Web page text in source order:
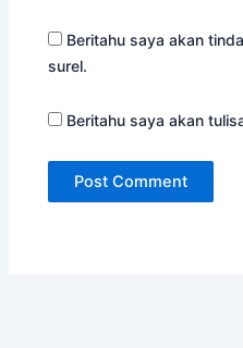
Beritahu saya akan
surel.
Beritahu saya akan